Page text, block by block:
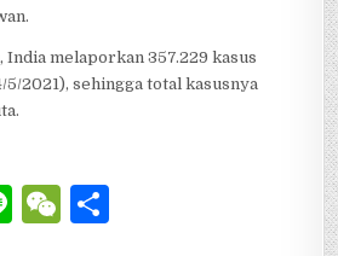
melaporkan 357.229 kasus
5/2021), sehingga total kasusnya
Li W